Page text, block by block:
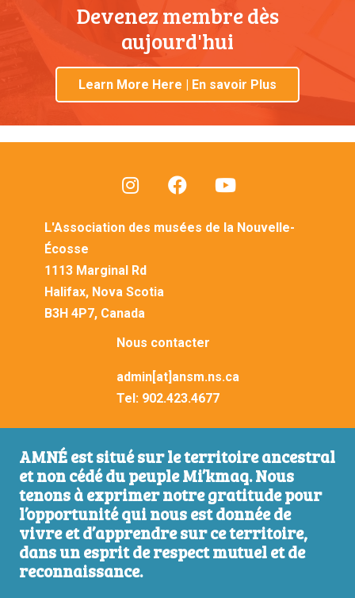
Devenez membre dès
aujourd'hui
Learn More Here | En savoir Plus
AMNÉ est situé sur le territoire ancestral
et non cédé du peuple Mi’kmaq. Nous
tenons à exprimer notre gratitude pour
l’opportunité qui nous est donnée de
vivre et d’apprendre sur ce territoire,
dans un esprit de respect mutuel et de
reconnaissance.
L'Association des musées de la Nouvelle-
Écosse
1113 Marginal Rd
Halifax, Nova Scotia
B3H 4P7, Canada
Nous contacter
admin[at]ansm.ns.ca
Tel: 902.423.4677